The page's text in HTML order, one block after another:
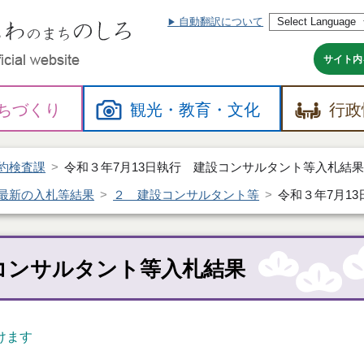
自動翻訳について
サイト
づくり 観光・教育・文化 行
検査課 令和３年7月13日執行 建設コンサルタント等入札結果
新の入札等結果 ２ 建設コンサルタント等 令和３年7月
サルタント等入札結果
ます